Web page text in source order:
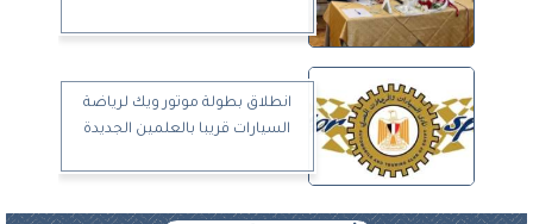
انطلاق بطولة موتور ويك لرياضة
السيارات قريبا بالعلمين الجديدة